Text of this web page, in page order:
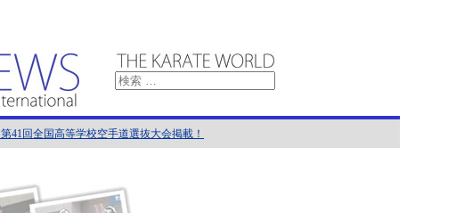
41回全国高等学校空手道選抜大会掲載！